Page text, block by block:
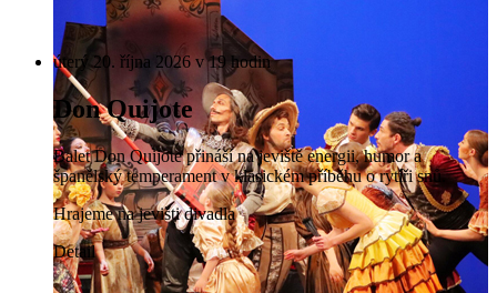
úterý 20. října 2026 v 19 hodin
Don Quijote
Balet Don Quijote přináší na jeviště energii, humor a
španělský temperament v klasickém příběhu o rytíři snů.
Hrajeme na jevišti divadla
Detail